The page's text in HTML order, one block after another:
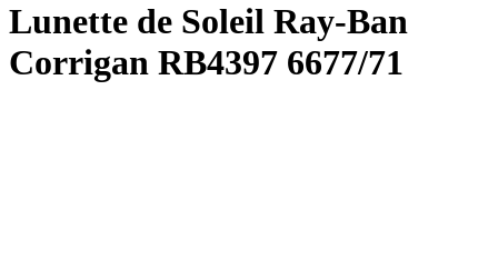
Lunette de Soleil Ray-Ban
Corrigan RB4397 6677/71